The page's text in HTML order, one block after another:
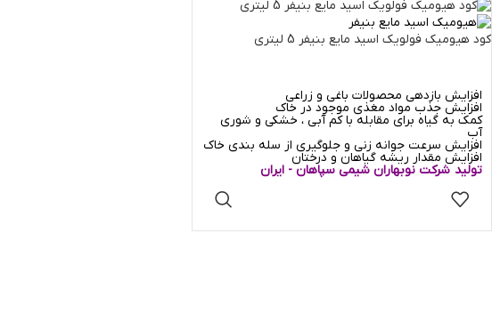
کود هیومیک فولویک اسید مایع بنیفر 5 لیتری
افزایش بازدهی محصولات باغی و زراعی
افزایش جذب مواد مغذی موجود در خاک
کمک به گیاه برای مقابله با کم آبی ، خشکی و شوری
آب
افزایش سرعت جوانه زنی و جلوگیری از سله بندی خاک
افزایش مقدار ریشه گیاهان و درختان
تولید شرکت نوبهاران شیمی سپاهان - ایران